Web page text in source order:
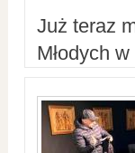
Już teraz
Młodych